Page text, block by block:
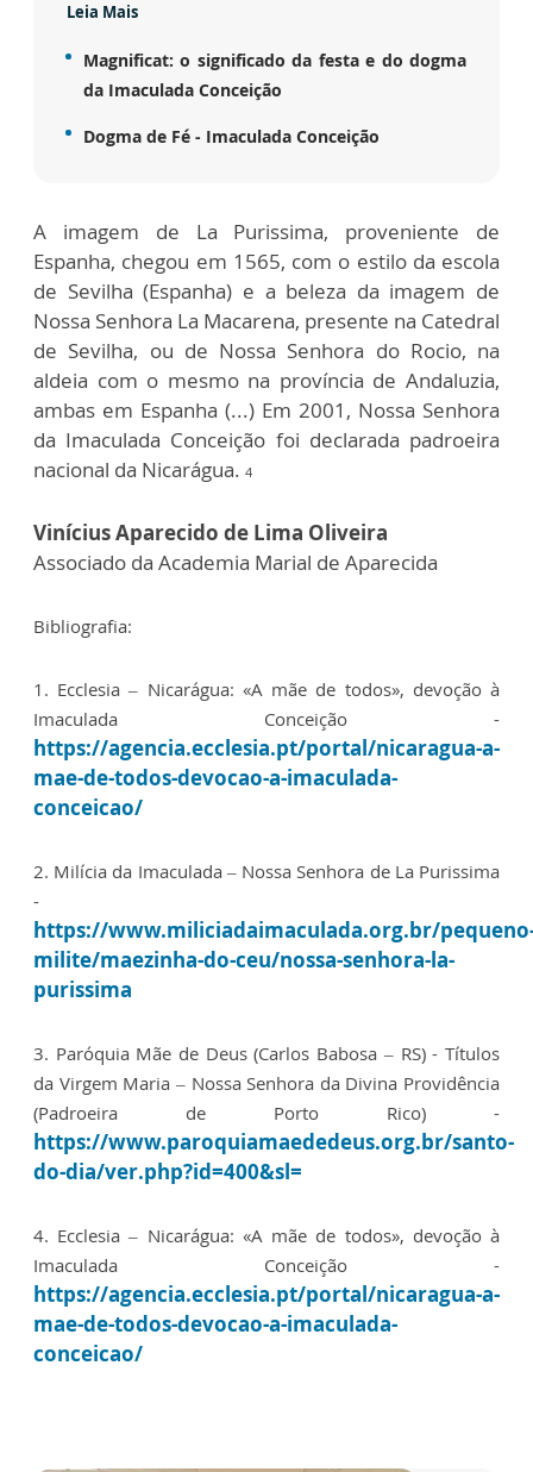
Leia Mais
Magnificat: o significado da festa e do dogma
da Imaculada Conceição
Dogma de Fé - Imaculada Conceição
A imagem de La Purissima, proveniente de
Espanha, chegou em 1565, com o estilo da escola
de Sevilha (Espanha) e a beleza da imagem de
Nossa Senhora La Macarena, presente na Catedral
de Sevilha, ou de Nossa Senhora do Rocio, na
aldeia com o mesmo na província de Andaluzia,
ambas em Espanha (...) Em 2001, Nossa Senhora
da Imaculada Conceição foi declarada padroeira
nacional da Nicarágua. 4
Vinícius Aparecido de Lima Oliveira
Associado da Academia Marial de Aparecida
Bibliografia:
1. Ecclesia – Nicarágua: «A mãe de todos», devoção à
Imaculada Conceição -
https://agencia.ecclesia.pt/portal/nicaragua-a-
mae-de-todos-devocao-a-imaculada-
conceicao/
2. Milícia da Imaculada – Nossa Senhora de La Purissima
-
https://www.miliciadaimaculada.org.br/
milite/maezinha-do-ceu/nossa-senhora-la-
purissima
3. Paróquia Mãe de Deus (Carlos Babosa – RS) - Títulos
da Virgem Maria – Nossa Senhora da Divina Providência
(Padroeira de Porto Rico) -
https://www.paroquiamaededeus.org.br/santo-
do-dia/ver.php?id=400&sl=
4. Ecclesia – Nicarágua: «A mãe de todos», devoção à
Imaculada Conceição -
https://agencia.ecclesia.pt/portal/nicaragua-a-
mae-de-todos-devocao-a-imaculada-
conceicao/